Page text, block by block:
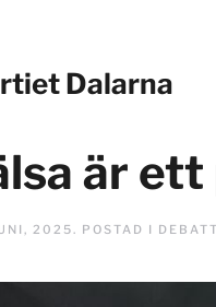
Dalarna
är
2025. POSTAD I DEBATT